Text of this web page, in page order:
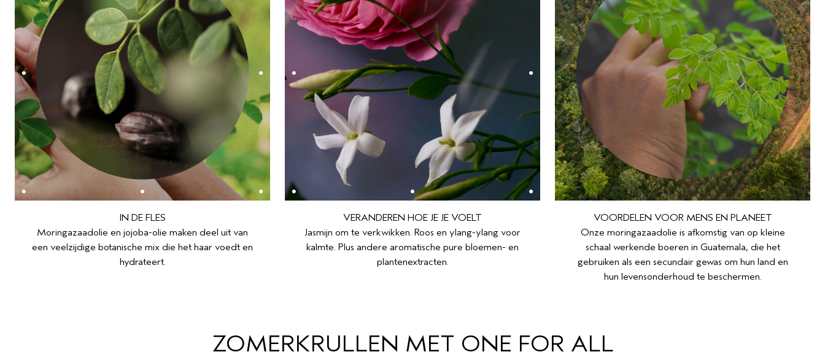
IN DE FLES
Moringazaadolie en jojoba-olie maken deel uit van
een veelzijdige botanische mix die het haar voedt en
hydrateert.
VERANDEREN HOE JE JE VOELT
Jasmijn om te verkwikken. Roos en ylang-ylang voor
kalmte. Plus andere aromatische pure bloemen- en
plantenextracten.
VOORDELEN VOOR MENS EN PLANEET
Onze moringazaadolie is afkomstig van op kleine
schaal werkende boeren in Guatemala, die het
gebruiken als een secundair gewas om hun land en
hun levensonderhoud te beschermen.
ZOMERKRULLEN MET ONE FOR ALL